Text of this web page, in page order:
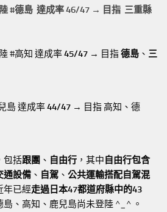
#德島 達成率 46/47 → 目指 三重縣
#高知 達成率45/47 → 目指德島 、 三
島 達成率44/47 → 目指 高知、德
包括跟團 、 自由行 ，其中自由行包含
通設備 、 自駕 、 公共運輸搭配自駕混
年已經走過日本47都道府縣中的43
島、高知、鹿兒島尚未登陸 ^_^ 。